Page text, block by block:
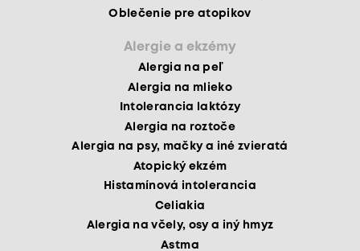
Oblečenie pre atopikov
Alergie a ekzémy
Alergia na peľ
Alergia na mlieko
Intolerancia laktózy
Alergia na roztoče
Alergia na psy, mačky a iné zvieratá
Atopický ekzém
Histamínová intolerancia
Celiakia
Alergia na včely, osy a iný hmyz
Astma